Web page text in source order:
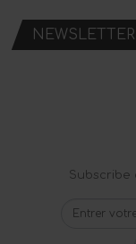
NEWSLETTER
Subscribe